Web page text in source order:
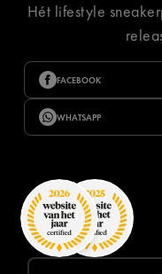
Hét lifestyle
FACEBOOK
WHATSAPP